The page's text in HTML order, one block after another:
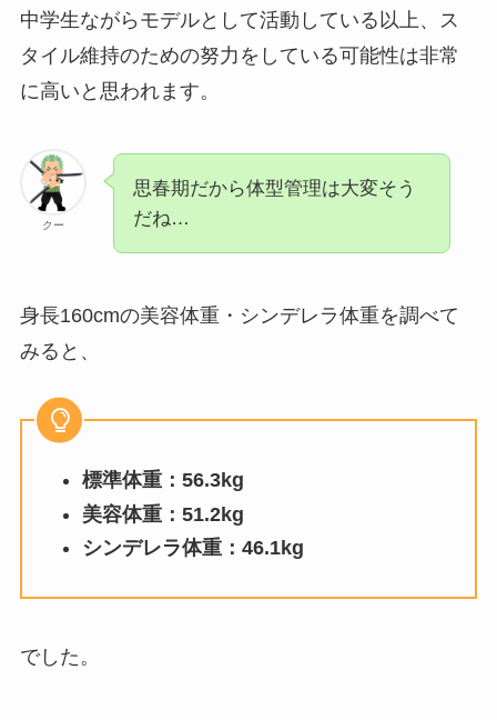
中学生ながらモデルとして活動している以上、ス
タイル維持のための努力をしている可能性は非常
に高いと思われます。
クー
思春期だから体型管理は大変そう
だね…
身長160cmの美容体重・シンデレラ体重を調べて
みると、
標準体重：56.3kg
美容体重：51.2kg
シンデレラ体重：46.1kg
でした。